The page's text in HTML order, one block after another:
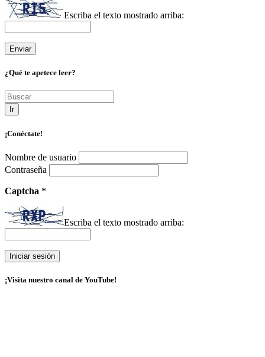
Escriba el texto mostrado arriba:
¿Qué te apetece leer?
Ir
¡Conéctate!
Nombre de usuario
Contraseña
Captcha *
Escriba el texto mostrado arriba:
¡Visita nuestro canal de YouTube!